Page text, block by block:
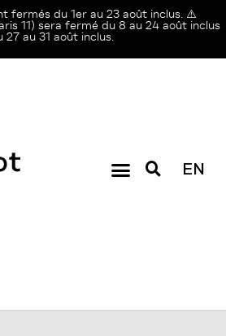
fermés du 1er au 23 août inclus. ⚠️
11) sera fermé du 8 au 24 août inclus
27 au 31 août inclus.
EN